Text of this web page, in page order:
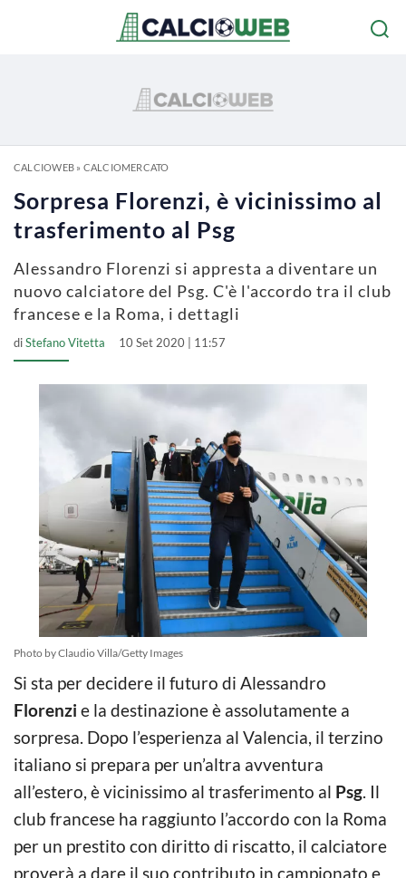
CALCIOWEB» CALCIOMERCATO
Sorpresa Florenzi, è vicinissimo al
trasferimento al Psg
Alessandro Florenzi si appresta a diventare un
nuovo calciatore del Psg. C'è l'accordo tra il club
francese e la Roma, i dettagli
diStefano Vitetta 10 Set 2020 | 11:57
Photo by Claudio Villa/Getty Images
Si sta per decidere il futuro di Alessandro
Florenzi e la destinazione è assolutamente a
sorpresa. Dopo l’esperienza al Valencia, il terzino
italiano si prepara per un’altra avventura
all’estero, è vicinissimo al trasferimento al Psg. Il
club francese ha raggiunto l’accordo con la Roma
per un prestito con diritto di riscatto, il calciatore
proverà a dare il suo contributo in campionato e